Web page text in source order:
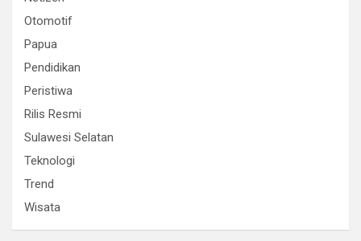
Otomotif
Papua
Pendidikan
Peristiwa
Rilis Resmi
Sulawesi Selatan
Teknologi
Trend
Wisata